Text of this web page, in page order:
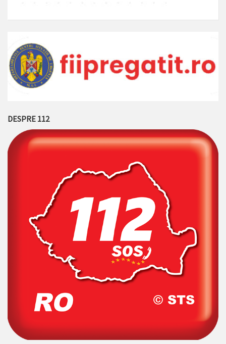
DESPRE 112